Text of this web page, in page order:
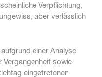
Verpflichtung,
aber verlässlich
einer Analyse
Vergangenheit sowie
eingetretenen